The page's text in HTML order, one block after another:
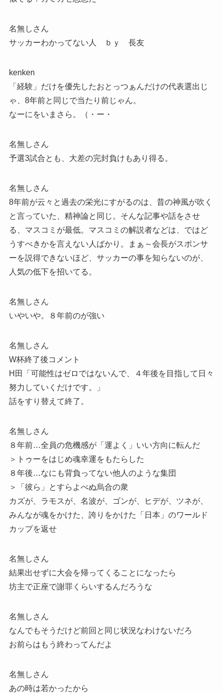
名無しさん
サッカーわかってない人 ｂｙ 長友
kenken
「経験」だけを優先したおとっつぁんだけの代表選出じ
ゃ、8年前と同じで当たり前じゃん。
なーにをいまさら。（・ー・
名無しさん
予選3試合とも、大差の完封負けもあり得る。
名無しさん
8年前が云々と過去の栄光にすがるのは、昔の神風が吹く
と言っていた、精神論と同じ。そんな記事や話をさせ
る、マスコミが最低。マスコミの解説者などは、ではど
うすべきかを言えない人ばかり。まぁ～会長がスポンサ
ーを説得できないほど、サッカーの事を知らないのが、
人気の低下を招いてる。
名無しさん
いやいや。８年前のが強い
名無しさん
W杯終了後コメント
H田「可能性はゼロではないんで、４年後を目指して日々
努力していくだけです。」
話をすり替えて終了。
名無しさん
８年前…全員の危機感が「運よく」いい方向に転んだ
＞トゥーをはじめ魂幸運をもたらした
８年後…なにも背負ってない他人のような集団
＞「彼ら」とすらよべぬ烏合の衆
カズが、ラモスが、名波が、ゴンが、ヒデが、ツネが、
みんなが魂をかけた、誇りをかけた「日本」のワールド
カップを返せ
名無しさん
結果出せずに大会を帰ってくることになったら
坊主で正座で謝罪くらいするんだろうな
名無しさん
なんでもそうだけど前回と同じ状況なわけないだろ
お前らはもう終わってんだよ
名無しさん
あの時は若かったから